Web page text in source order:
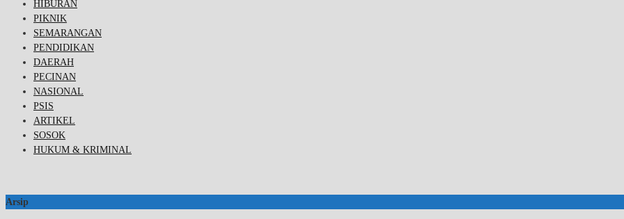
HIBURAN
PIKNIK
SEMARANGAN
PENDIDIKAN
DAERAH
PECINAN
NASIONAL
PSIS
ARTIKEL
SOSOK
HUKUM & KRIMINAL
Arsip